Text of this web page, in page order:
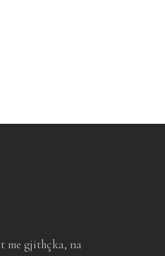
me gjithçka, na